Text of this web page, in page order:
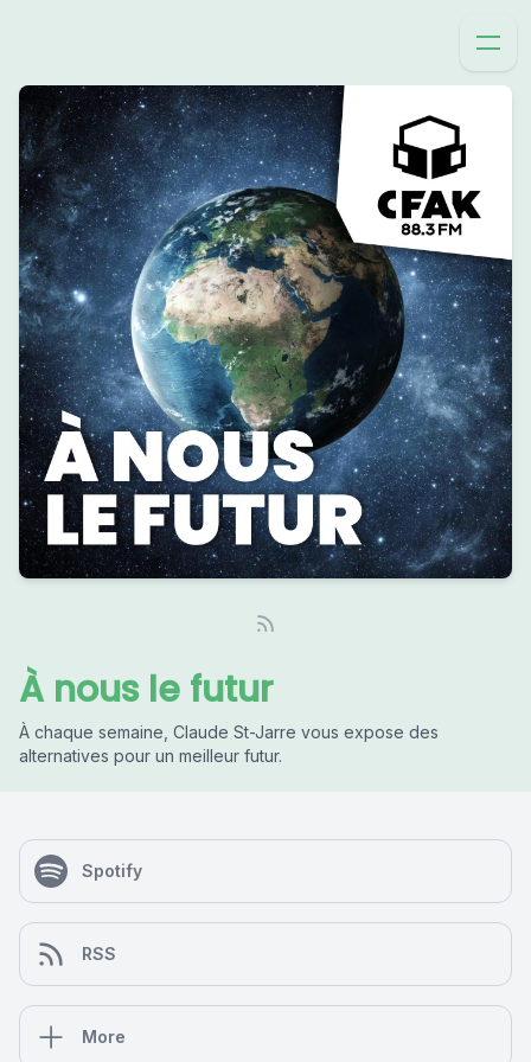
À nous le futur
À chaque semaine, Claude St-Jarre vous expose des
alternatives pour un meilleur futur.
Spotify
RSS
More